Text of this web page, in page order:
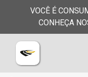
VOCÊ É
CONHEÇA